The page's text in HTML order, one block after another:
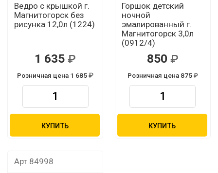
Ведро с крышкой г.
Магнитогорск без
рисунка 12,0л (1224)
1 635
Розничная цена 1 685
КУПИТЬ
Горшок детский
ночной
эмалированный г.
Магнитогорск 3,0л
(0912/4)
850
Розничная цена 875
КУПИТЬ
Арт.84998